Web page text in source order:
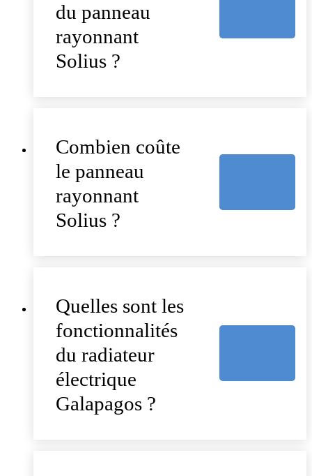
du panneau
rayonnant
Solius ?
Combien coûte
le panneau
rayonnant
Solius ?
Quelles sont les
fonctionnalités
du radiateur
électrique
Galapagos ?